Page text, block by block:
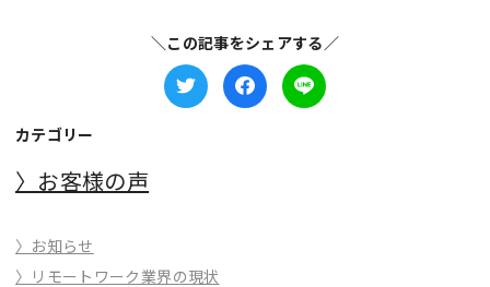
＼この記事をシェアする／
カテゴリー
〉お客様の声
〉お知らせ
〉リモートワーク業界の現状